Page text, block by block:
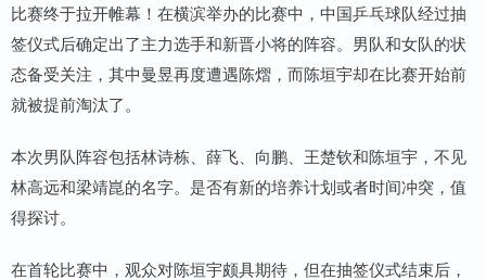
比赛终于拉开帷幕！在横滨举办的比赛中，中国乒乓球队经过抽
签仪式后确定出了主力选手和新晋小将的阵容。男队和女队的状
态备受关注，其中曼昱再度遭遇陈熠，而陈垣宇却在比赛开始前
就被提前淘汰了。
本次男队阵容包括林诗栋、薛飞、向鹏、王楚钦和陈垣宇，不见
林高远和梁靖崑的名字。是否有新的培养计划或者时间冲突，值
得探讨。
在首轮比赛中，观众对陈垣宇颇具期待，但在抽签仪式结束后，